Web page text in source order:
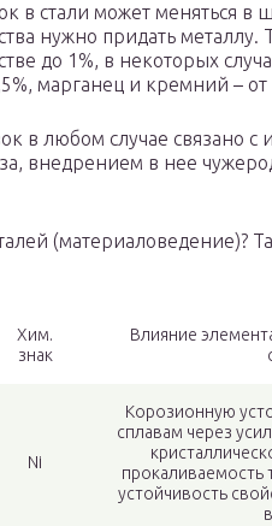
в стали может меняться в
нужно придать
до 1%, в некоторых
марганец и кремний – от
в любом случае связано с
внедрением в нее
(материаловедение)?
Хим.
знак
Влияние
Ni
Корозионную
сплавам через
прокаливаемость
устойчивость